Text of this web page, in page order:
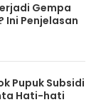
Gempa
Ini Penjelasan
Pupuk Subsidi
Hati-hati